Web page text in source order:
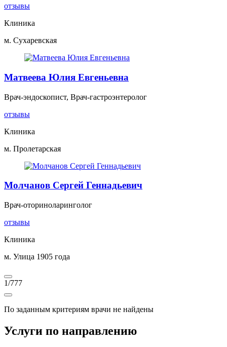
отзывы
Клиника
м. Сухаревская
Матвеева Юлия Евгеньевна
Врач-эндоскопист, Врач-гастроэнтеролог
отзывы
Клиника
м. Пролетарская
Молчанов Сергей Геннадьевич
Врач-оториноларинголог
отзывы
Клиника
м. Улица 1905 года
1/777
По заданным критериям врачи не найдены
Услуги по направлению